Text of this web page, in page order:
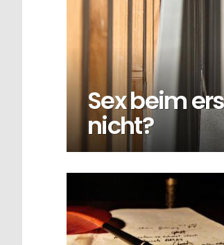
Sex beim
nicht?